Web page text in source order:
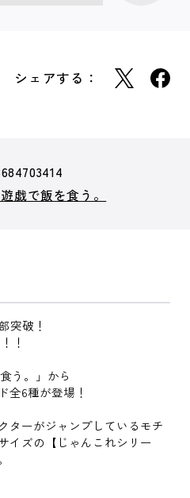
シェアする：
戯で飯を食う。
突破！
！
う。」から
全6種が登場！
ターがジャンプしているモチ
イズの【じゃんこれシリー